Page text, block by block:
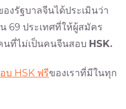
งรัฐบาลจีนได้ประเมินว่า
69 ประเทศที่ให้ผู้สมัคร
ที่ไม่เป็นคนจีนสอบ HSK.
บ HSK ฟรีของเราที่มีในทุก